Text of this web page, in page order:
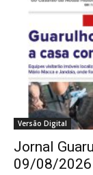
Versão Digital
Jornal
09/08/2026